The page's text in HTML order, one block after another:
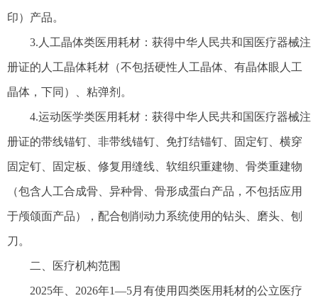
印）产品。
3.人工晶体类医用耗材：获得中华人民共和国医疗器械注
册证的人工晶体耗材（不包括硬性人工晶体、有晶体眼人工
晶体，下同）、粘弹剂。
4.运动医学类医用耗材：获得中华人民共和国医疗器械注
册证的带线锚钉、非带线锚钉、免打结锚钉、固定钉、横穿
固定钉、固定板、修复用缝线、软组织重建物、骨类重建物
（包含人工合成骨、异种骨、骨形成蛋白产品，不包括应用
于颅颌面产品），配合刨削动力系统使用的钻头、磨头、刨
刀。
二、医疗机构范围
2025年、2026年1—5月有使用四类医用耗材的公立医疗